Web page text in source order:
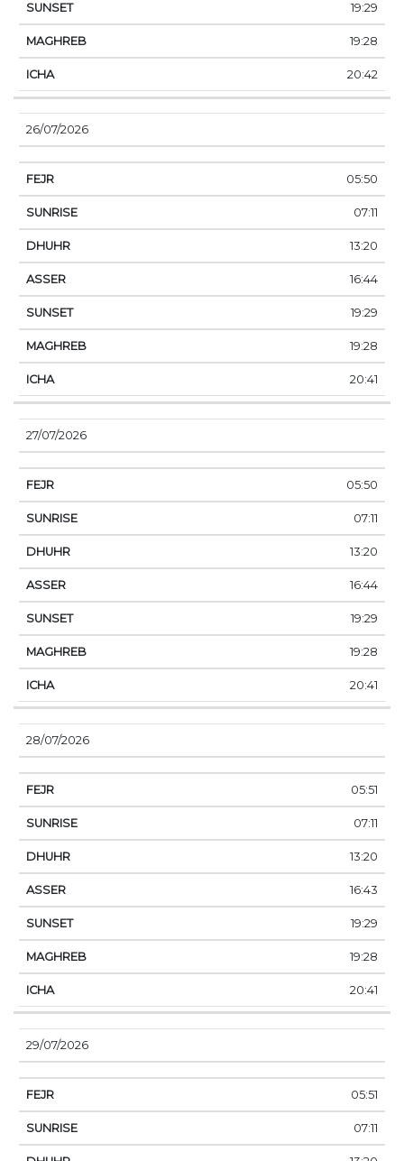
19:29
19:28
20:42
26/07/2026
05:50
07:11
13:20
16:44
19:29
19:28
20:41
27/07/2026
05:50
07:11
13:20
16:44
19:29
19:28
20:41
28/07/2026
05:51
07:11
13:20
16:43
19:29
19:28
20:41
29/07/2026
05:51
07:11